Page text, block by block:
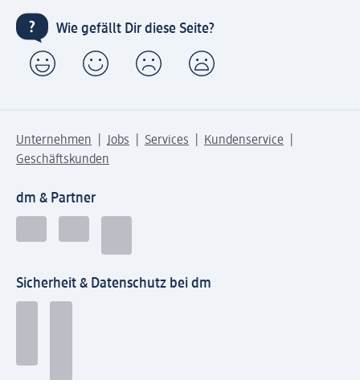
Wie gefällt Dir diese Seite?
Unternehmen Jobs Services
Kundenservice
Geschäftskunden
dm & Partner
Sicherheit & Datenschutz bei dm